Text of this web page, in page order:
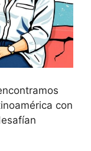
con